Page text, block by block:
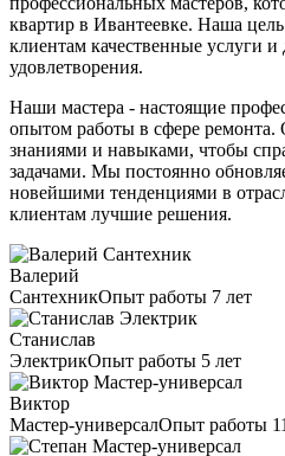
квартир в Ивантеевке. Наша
клиентам качественные услуги и
удовлетворения.
Наши мастера - настоящие
опытом работы в сфере
знаниями и навыками, чтобы
задачами. Мы постоянно
новейшими тенденциями в
клиентам лучшие решения.
Валерий
СантехникОпыт работы 7 лет
Станислав
ЭлектрикОпыт работы 5 лет
Виктор
Мастер-универсалОпыт работы